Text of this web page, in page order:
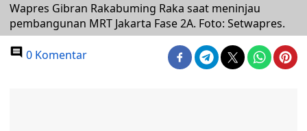
Wapres Gibran Rakabuming Raka saat meninjau
pembangunan MRT Jakarta Fase 2A. Foto: Setwapres.
0 Komentar